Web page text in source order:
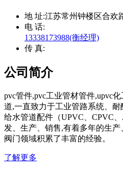
地 址:江苏常州钟楼区合欢
电 话:
13338173988(衡经理)
传 真:
公司简介
pvc管件,pvc工业管材管件,upvc
道,一直致力于工业管路系统、耐
给水管道配件（UPVC、CPVC
发、生产、销售,有着多年的生产
阀门领域积累了丰富的经验。
了解更多